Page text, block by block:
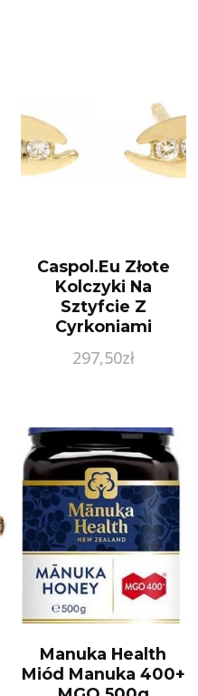
Caspol.Eu Złote
Kolczyki Na
Sztyfcie Z
Cyrkoniami
297,50zł
Manuka Health
Miód Manuka 400+